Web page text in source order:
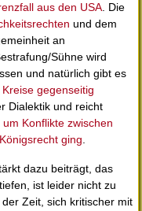
aus den USA . Die
und dem
an
Sühne wird
und natürlich gibt es
gegenseitig
Dialektik und reicht
Konflikte zwischen
ging
dazu beiträgt, das
ist leider nicht zu
Zeit, sich kritischer mit